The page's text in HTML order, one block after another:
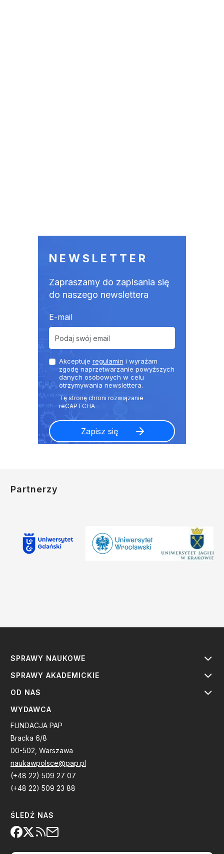
NEWSLETTER
Zapraszamy do zapisania się
do naszego newslettera
E-mail
Akceptuje regulamin i wyrażam
zgodę naprzetwarzanie powyższych
danych osobowych w celu
otrzymywania newslettera.
Partnerzy
SPRAWY NAUKOWE
SPRAWY AKADEMICKIE
OD NAS
WYDAWCA
FUNDACJA PAP
Bracka 6/8
00-502, Warszawa
naukawpolsce@pap.pl
(+48 22) 509 27 07
(+48 22) 509 23 88
ŚLEDŹ NAS